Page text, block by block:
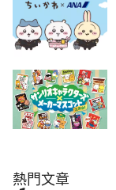
熱門文章